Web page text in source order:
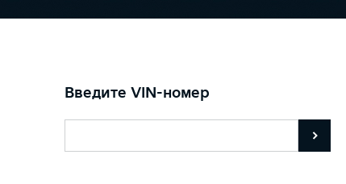
Введите VIN-номер